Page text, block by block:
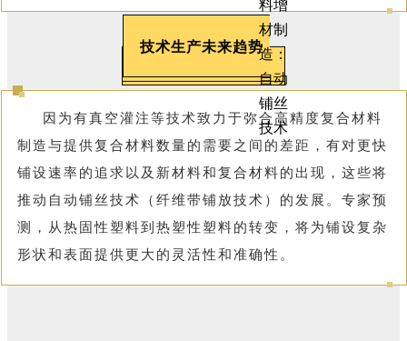
技术生产未来趋势
因为有真空灌注等技术致力于弥合高精度复合材料
制造与提供复合材料数量的需要之间的差距，有对更快
铺设速率的追求以及新材料和复合材料的出现，这些将
推动自动铺丝技术（纤维带铺放技术）的发展。专家预
测，从热固性塑料到热塑性塑料的转变，将为铺设复杂
形状和表面提供更大的灵活性和准确性。